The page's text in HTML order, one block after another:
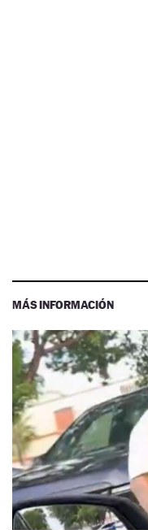
MÁS INFORMACIÓN